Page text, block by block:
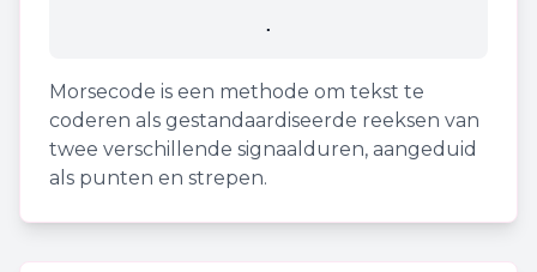
.
Morsecode is een methode om tekst te
coderen als gestandaardiseerde reeksen van
twee verschillende signaalduren, aangeduid
als punten en strepen.